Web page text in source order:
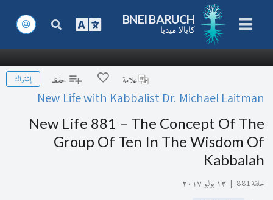
BNEI BARUCH
كابالا ميديا
علامة حفظ إشتراك
New Life with Kabbalist Dr. Michael Laitman
New Life 881 – The Concept Of The
Group Of Ten In The Wisdom Of
Kabbalah
حلقة 881 | ١٣ يوليو ٢٠١٧